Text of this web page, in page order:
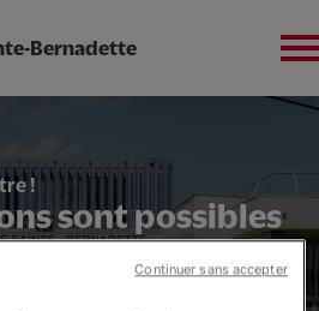
Bernadette
!
sont possibles
Continuer sans accepter